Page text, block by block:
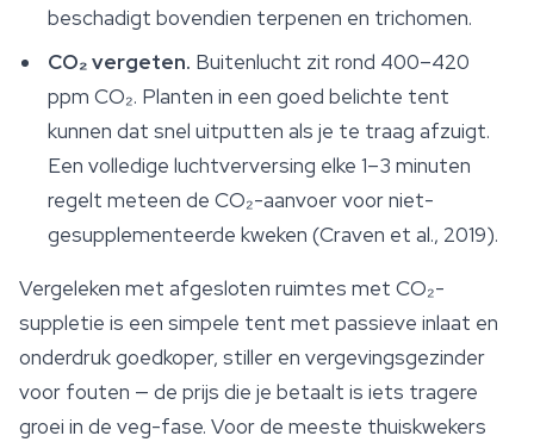
beschadigt bovendien terpenen en trichomen.
CO₂ vergeten. Buitenlucht zit rond 400–420
ppm CO₂. Planten in een goed belichte tent
kunnen dat snel uitputten als je te traag afzuigt.
Een volledige luchtverversing elke 1–3 minuten
regelt meteen de CO₂-aanvoer voor niet-
gesupplementeerde kweken (Craven et al., 2019).
Vergeleken met afgesloten ruimtes met CO₂-
suppletie is een simpele tent met passieve inlaat en
onderdruk goedkoper, stiller en vergevingsgezinder
voor fouten — de prijs die je betaalt is iets tragere
groei in de veg-fase. Voor de meeste thuiskwekers